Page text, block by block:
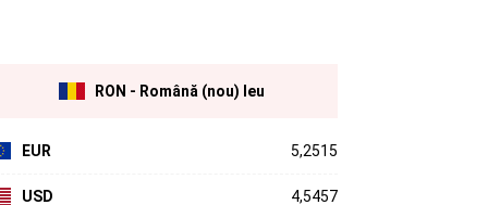
RON - Română (nou) leu
EUR 5,2515
USD 4,5457